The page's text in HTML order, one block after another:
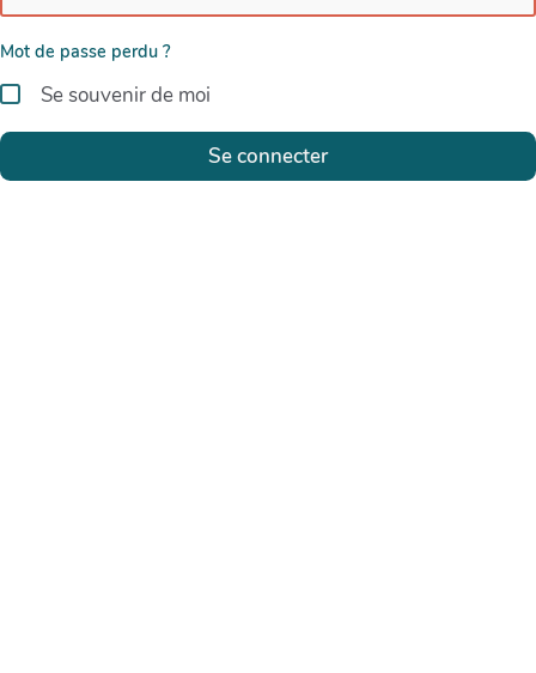
Mot de passe perdu ?
Se souvenir de moi
Se connecter